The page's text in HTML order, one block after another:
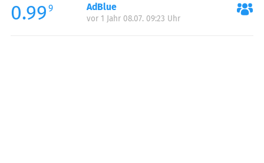
0.99 9 AdBlue
vor 1 Jahr 08.07. 09:23 Uhr